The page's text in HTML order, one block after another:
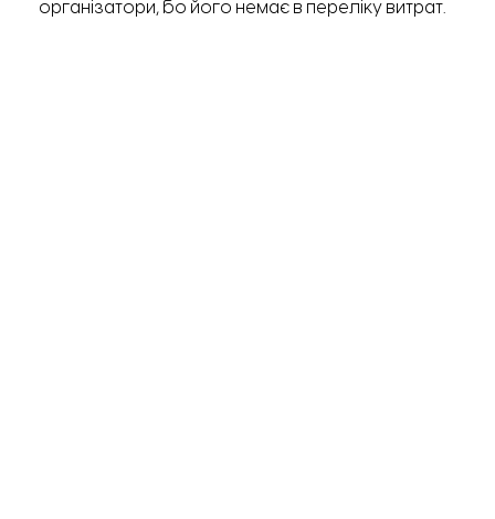
організатори, бо його немає в переліку витрат.